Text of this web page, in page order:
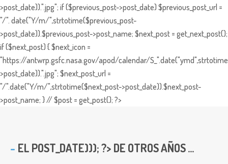
>post_date)).".jpg"; if ($previous_post->post_date) $previous_post_url =
"/". date("Y/m/",strtotime($previous_post-
>post_date)).$previous_post->post_name; $next_post = get_next_post();
if ($next_post) { $next_icon =
"https://antwrp.gsfc.nasa.gov/apod/calendar/
>post_date)).".jpg"; $next_post_url =
"/".date("Y/m/",strtotime($next_post->post_date)).$next_post-
>post_name; } // $post = get_post(); ?>
EL POST_DATE))); ?> DE OTROS AÑOS ...